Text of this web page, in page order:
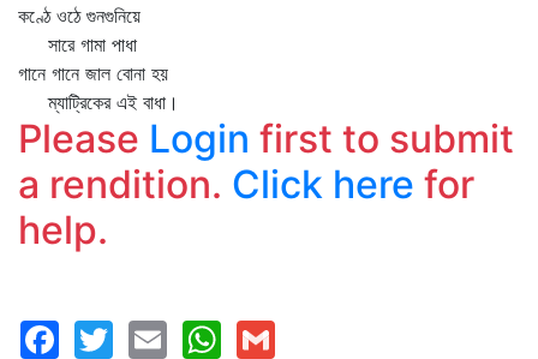
কণ্ঠে ওঠে গুনগুনিয়ে
সারে গামা পাধা
গানে গানে জাল বোনা হয়
ম্যাট্রিকের এই বাধা।
Please Login first to submit
a rendition. Click here for
help.